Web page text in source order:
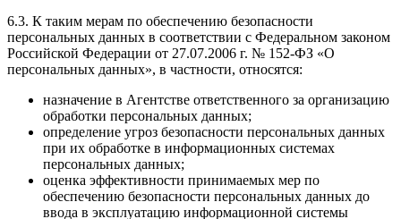
6.3. К таким мерам по обеспечению безопасности
персональных данных в соответствии с Федеральном законом
Российской Федерации от 27.07.2006 г. № 152-ФЗ «О
персональных данных», в частности, относятся:
назначение в Агентстве ответственного за организацию
обработки персональных данных;
определение угроз безопасности персональных данных
при их обработке в информационных системах
персональных данных;
оценка эффективности принимаемых мер по
обеспечению безопасности персональных данных до
ввода в эксплуатацию информационной системы